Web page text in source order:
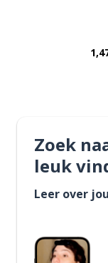
Zoek
leuk
Leer over